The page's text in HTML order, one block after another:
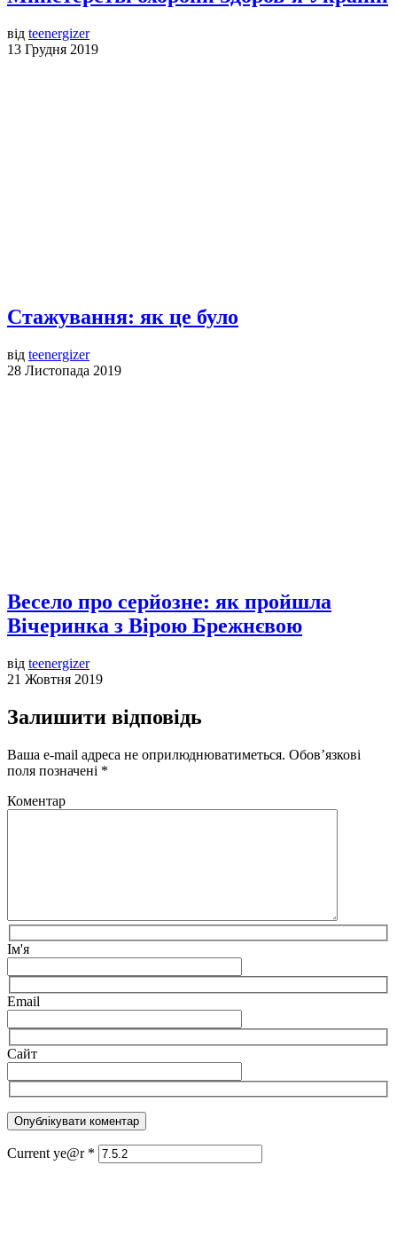
від teenergizer
13 Грудня 2019
Стажування: як це було
від teenergizer
28 Листопада 2019
Весело про серйозне: як пройшла
Вічеринка з Вірою Брежнєвою
від teenergizer
21 Жовтня 2019
Залишити відповідь
Ваша e-mail адреса не оприлюднюватиметься. Обов’язкові
поля позначені *
Коментар
Ім'я
Email
Сайт
Current ye@r *